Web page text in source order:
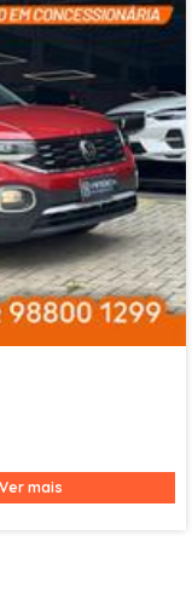
Ver mais